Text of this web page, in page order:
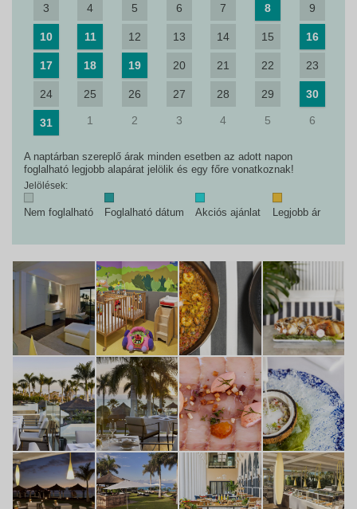
3 4 5 6 7 8 9
10 11 12 13 14 15 16
17 18 19 20 21 22 23
24 25 26 27 28 29 30
31 1 2 3 4 5 6
A naptárban szereplő árak minden esetben az adott napon
foglalható legjobb alapárat jelölik és egy főre vonatkoznak!
Jelölések:
Nem foglalható Foglalható dátum Akciós ajánlat Legjobb ár